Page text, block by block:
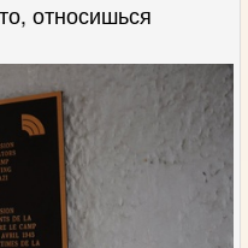
относишься